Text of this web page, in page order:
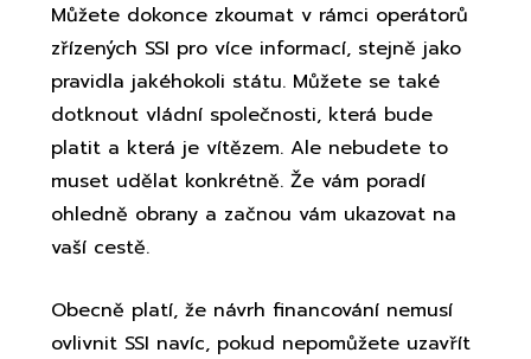
Můžete dokonce zkoumat v rámci operátorů
zřízených SSI pro více informací, stejně jako
pravidla jakéhokoli státu. Můžete se také
dotknout vládní společnosti, která bude
platit a která je vítězem. Ale nebudete to
muset udělat konkrétně. Že vám poradí
ohledně obrany a začnou vám ukazovat na
vaší cestě.
Obecně platí, že návrh financování nemusí
ovlivnit SSI navíc, pokud nepomůžete uzavřít